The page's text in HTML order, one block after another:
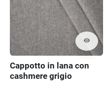
visibility
Cappotto in lana con
cashmere grigio